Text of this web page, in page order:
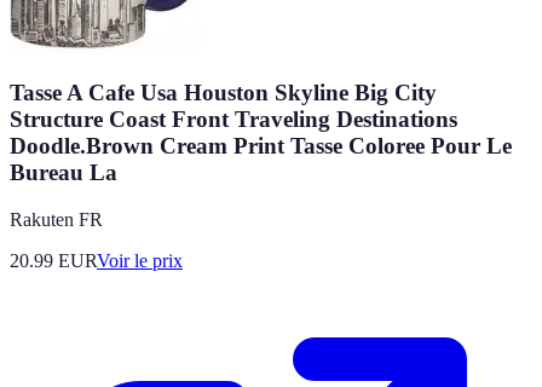
Tasse A Cafe Usa Houston Skyline Big City
Structure Coast Front Traveling Destinations
Doodle.Brown Cream Print Tasse Coloree Pour Le
Bureau La
Rakuten FR
20.99 EURVoir le prix